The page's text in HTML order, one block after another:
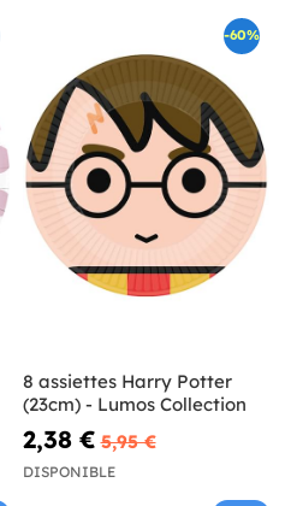
-60%
8 assiettes Harry Potter
(23cm) - Lumos Collection
2,38 € 5,95 €
DISPONIBLE